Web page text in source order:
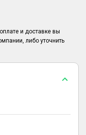
и доставке вы
либо уточнить